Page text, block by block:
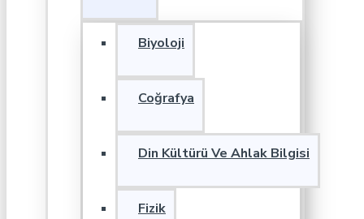
Biyoloji
Coğrafya
Din Kültürü Ve Ahlak Bilgisi
Fizik